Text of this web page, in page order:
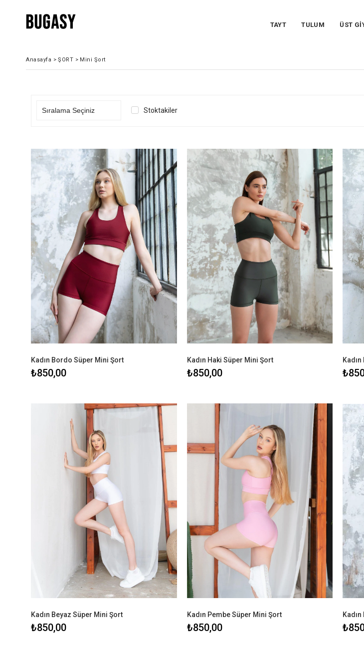
TAYT TULUM ÜST
Anasayfa > ŞORT > Mini Şort
Stoktakiler
Kadın Bordo Süper Mini Şort
₺850,00
Kadın Haki Süper Mini Şort
₺850,00
Kadın Beyaz Süper Mini Şort
₺850,00
Kadın Pembe Süper Mini Şort
₺850,00